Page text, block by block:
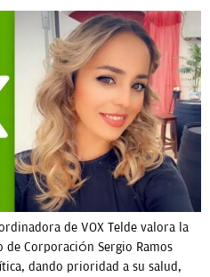
de VOX Telde valora la
Corporación Sergio Ramos
dando prioridad a su salud,